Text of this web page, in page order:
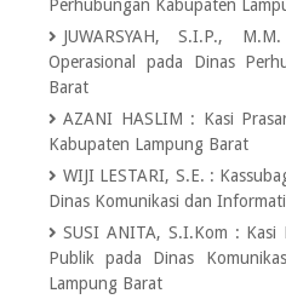
Perhubungan Kabupaten
JUWARSYAH, S.I.P., M.M.
Operasional pada Dinas
Barat
AZANI HASLIM : Kasi
Kabupaten Lampung Barat
WIJI LESTARI, S.E. :
Dinas Komunikasi dan
SUSI ANITA, S.I.Kom : Kasi
Publik pada Dinas
Lampung Barat